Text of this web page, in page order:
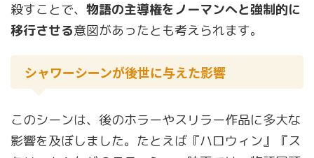
殺すことで、 物語の主導権をノーマンへと強制的に
移行させる意図があったとも考えられます。
シャワーシーンが後世に与えた影響
このシーンは、後のホラーやスリラー作品に多大な
影響を及ぼしました。たとえば『ハロウィン』『ス